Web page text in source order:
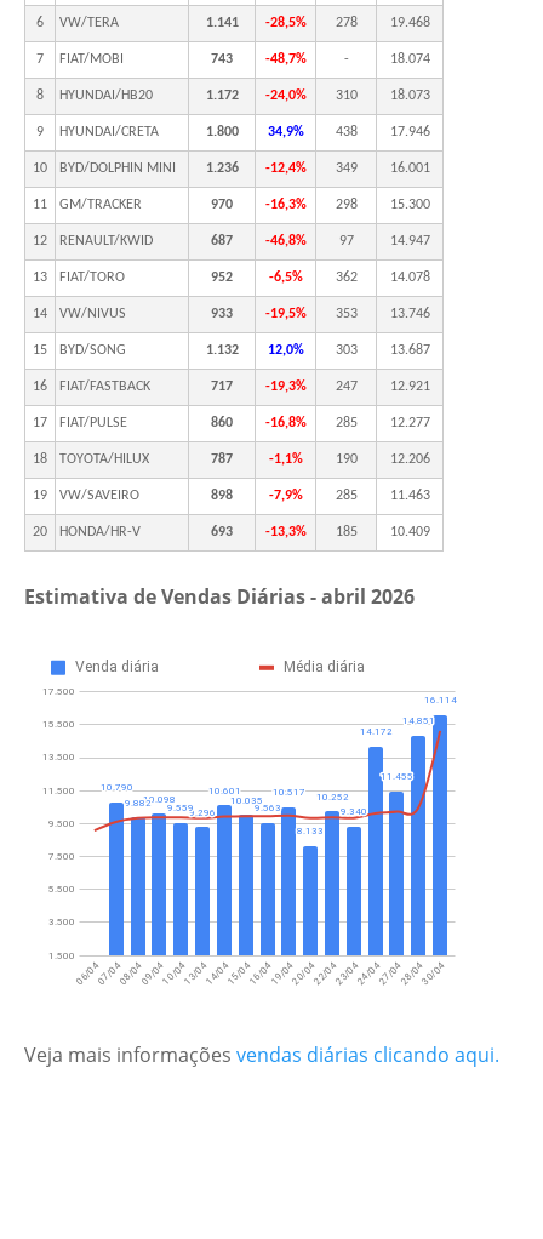
6 VW/TERA 1.141 -28,5% 278 19.468
7 FIAT/MOBI 743 -48,7% - 18.074
8 HYUNDAI/HB20 1.172 -24,0% 310 18.073
9 HYUNDAI/CRETA 1.800 34,9% 438 17.946
10 BYD/DOLPHIN MINI 1.236 -12,4% 349 16.001
11 GM/TRACKER 970 -16,3% 298 15.300
12 RENAULT/KWID 687 -46,8% 97 14.947
13 FIAT/TORO 952 -6,5% 362 14.078
14 VW/NIVUS 933 -19,5% 353 13.746
15 BYD/SONG 1.132 12,0% 303 13.687
16 FIAT/FASTBACK 717 -19,3% 247 12.921
17 FIAT/PULSE 860 -16,8% 285 12.277
18 TOYOTA/HILUX 787 -1,1% 190 12.206
19 VW/SAVEIRO 898 -7,9% 285 11.463
20 HONDA/HR-V 693 -13,3% 185 10.409
Estimativa de Vendas Diárias -abril 2026
Veja mais informações vendas diárias clicando aqui.